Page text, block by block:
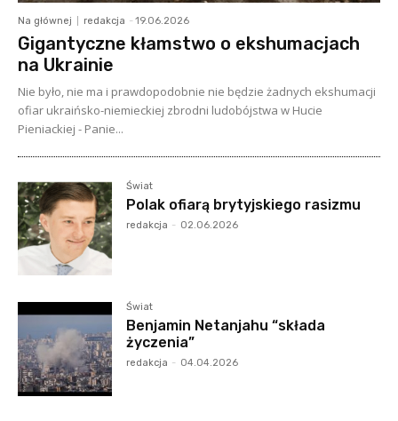
Na głównej redakcja - 19.06.2026
Gigantyczne kłamstwo o ekshumacjach
na Ukrainie
Nie było, nie ma i prawdopodobnie nie będzie żadnych ekshumacji
ofiar ukraińsko-niemieckiej zbrodni ludobójstwa w Hucie
Pieniackiej - Panie...
Świat
Polak ofiarą brytyjskiego rasizmu
redakcja - 02.06.2026
Świat
Benjamin Netanjahu “składa
życzenia”
redakcja - 04.04.2026